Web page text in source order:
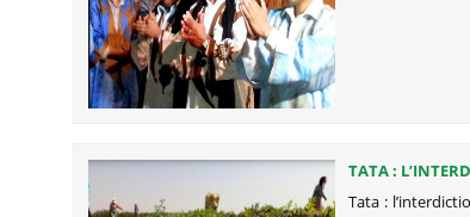
TATA :
RELANCE LE
Tata :